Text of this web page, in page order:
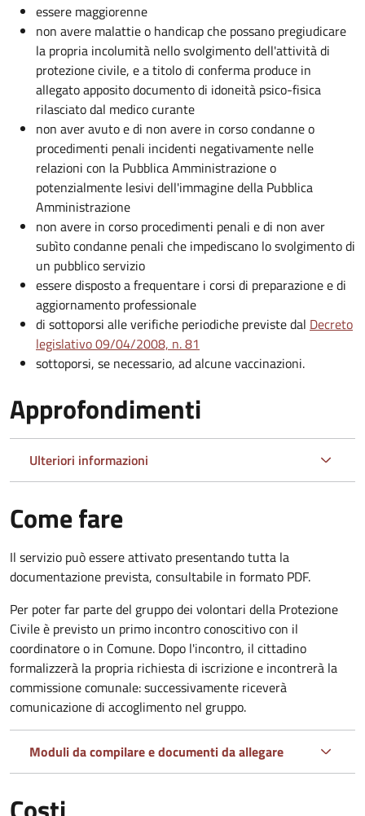
essere maggiorenne
non avere malattie o handicap che possano pregiudicare
la propria incolumità nello svolgimento dell'attività di
protezione civile, e a titolo di conferma produce in
allegato apposito documento di idoneità psico-fisica
rilasciato dal medico curante
non aver avuto e di non avere in corso condanne o
procedimenti penali incidenti negativamente nelle
relazioni con la Pubblica Amministrazione o
potenzialmente lesivi dell'immagine della Pubblica
Amministrazione
non avere in corso procedimenti penali e di non aver
subìto condanne penali che impediscano lo svolgimento di
un pubblico servizio
essere disposto a frequentare i corsi di preparazione e di
aggiornamento professionale
di sottoporsi alle verifiche periodiche previste dal Decreto
legislativo 09/04/2008, n. 81
sottoporsi, se necessario, ad alcune vaccinazioni.
Approfondimenti
Ulteriori informazioni
Come fare
Il servizio può essere attivato presentando tutta la
documentazione prevista, consultabile in formato PDF.
Per poter far parte del gruppo dei volontari della Protezione
Civile è previsto un primo incontro conoscitivo con il
coordinatore o in Comune. Dopo l'incontro, il cittadino
formalizzerà la propria richiesta di iscrizione e incontrerà la
commissione comunale: successivamente riceverà
comunicazione di accoglimento nel gruppo.
Moduli da compilare e documenti da allegare